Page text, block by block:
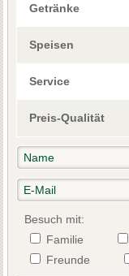
Getränke
Speisen
Service
Preis-Qualität
Besuch mit:
Familie
Freunde